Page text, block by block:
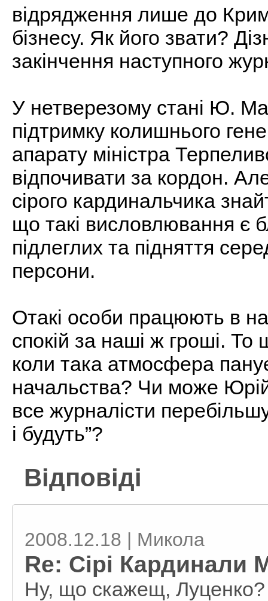
відрядження лише до
бізнесу. Як його звати?
закінчення наступного
У нетверезому стані Ю.
підтримку колишнього
апарату міністра
відпочивати за кордон.
сірого кардинальчика
що такі висловлювання є
підлеглих та підняття
персони.
Отакі особи працюють в
спокій за наші ж гроші. То
коли така атмосфера
начальства? Чи може
все журналісти
і будуть”?
Відповіді
2008.12.18 | Микола
Re: Сірі Кардинали
Ну, що скажещ, Луценко?